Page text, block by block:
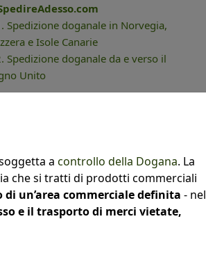
Spedizione doganale in Norvegia,
e Isole Canarie
Spedizione doganale da e verso il
Unito
a controllo della Dogana. La
che si tratti di prodotti commerciali
un’area commerciale definita - nel
e il trasporto di merci vietate,